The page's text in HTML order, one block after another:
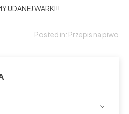
UDANEJ WARKI!!
Posted in: Przepis na piwo